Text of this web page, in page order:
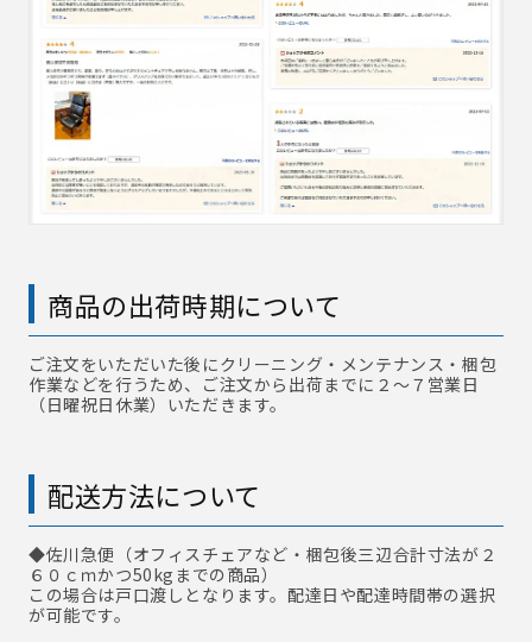
商品の出荷時期について
ご注文をいただいた後にクリーニング・メンテナンス・梱包
作業などを行うため、ご注文から出荷までに２～７営業日
（日曜祝日休業）いただきます。
配送方法について
◆佐川急便 （オフィスチェアなど・梱包後三辺合計寸法が２
６０ｃｍかつ50kgまでの商品）
この場合は戸口渡しとなります。配達日や配達時間帯の選択
が可能です。